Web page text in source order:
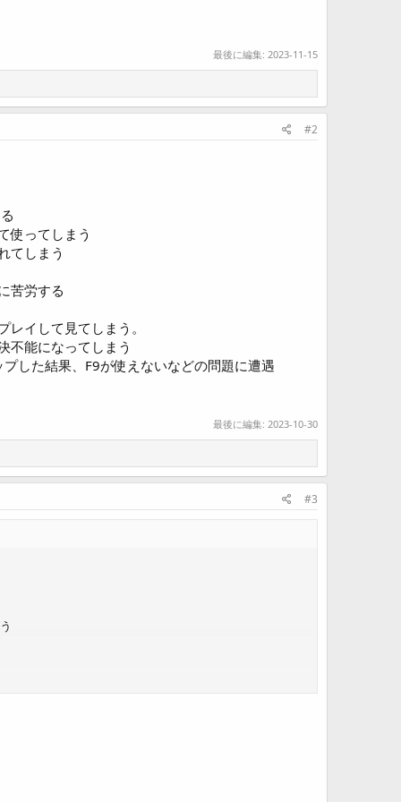
最後に編集: 2023-11-15
#2
使ってしまう
てしまう
苦労する
イして見てしまう。
不能になってしまう
した結果、F9が使えないなどの問題に遭遇
最後に編集: 2023-10-30
#3
しまう。
しまう
が使えないなどの問題に遭遇